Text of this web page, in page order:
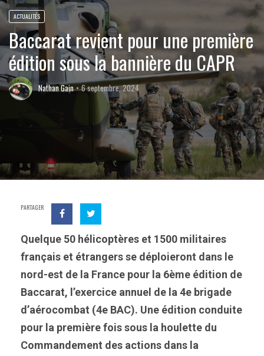
ACTUALITÉS
Baccarat revient pour une première
édition sous la bannière du CAPR
Nathan Gain 6 septembre, 2024
PARTAGER
Quelque 50 hélicoptères et 1500 militaires
français et étrangers se déploieront dans le
nord-est de la France pour la 6ème édition de
Baccarat, l’exercice annuel de la 4e brigade
d’aérocombat (4e BAC). Une édition conduite
pour la première fois sous la houlette du
Commandement des actions dans la